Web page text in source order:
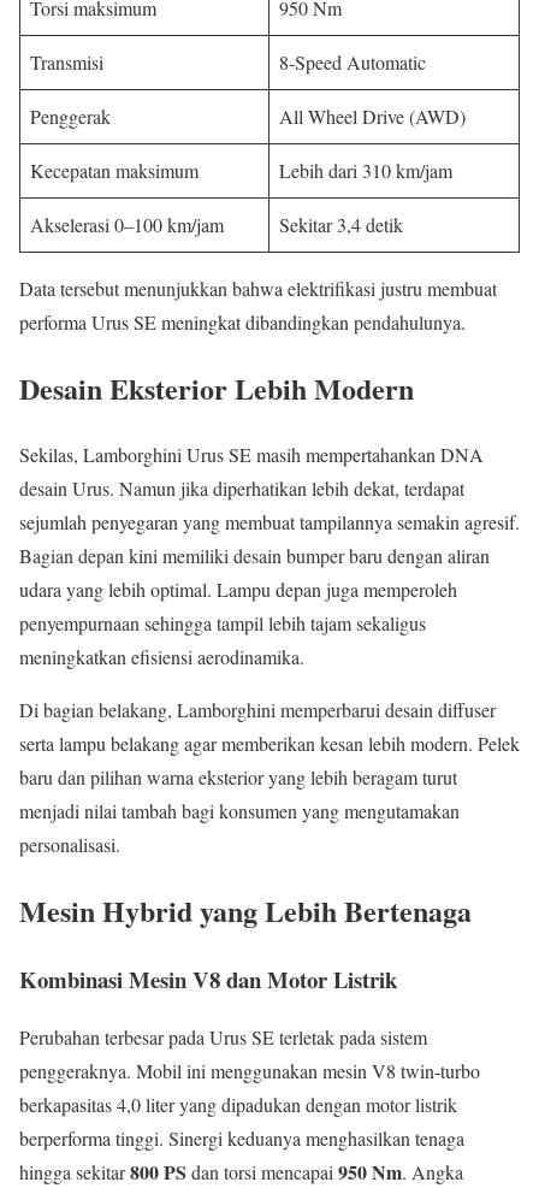
Torsi maksimum 950 Nm
Transmisi 8-Speed Automatic
Penggerak All Wheel Drive (AWD)
Kecepatan maksimum Lebih dari 310 km/jam
Akselerasi 0–100 km/jam Sekitar 3,4 detik
Data tersebut menunjukkan bahwa elektrifikasi justru membuat
performa Urus SE meningkat dibandingkan pendahulunya.
Desain Eksterior Lebih Modern
Sekilas, Lamborghini Urus SE masih mempertahankan DNA
desain Urus. Namun jika diperhatikan lebih dekat, terdapat
sejumlah penyegaran yang membuat tampilannya semakin agresif.
Bagian depan kini memiliki desain bumper baru dengan aliran
udara yang lebih optimal. Lampu depan juga memperoleh
penyempurnaan sehingga tampil lebih tajam sekaligus
meningkatkan efisiensi aerodinamika.
Di bagian belakang, Lamborghini memperbarui desain diffuser
serta lampu belakang agar memberikan kesan lebih modern. Pelek
baru dan pilihan warna eksterior yang lebih beragam turut
menjadi nilai tambah bagi konsumen yang mengutamakan
personalisasi.
Mesin Hybrid yang Lebih Bertenaga
Kombinasi Mesin V8 dan Motor Listrik
Perubahan terbesar pada Urus SE terletak pada sistem
penggeraknya. Mobil ini menggunakan mesin V8 twin-turbo
berkapasitas 4,0 liter yang dipadukan dengan motor listrik
berperforma tinggi. Sinergi keduanya menghasilkan tenaga
hingga sekitar800 PS dan torsi mencapai950 Nm. Angka